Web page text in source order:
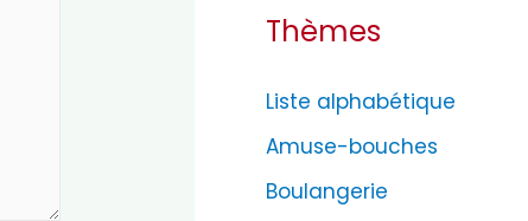
Thèmes
Liste alphabétique
Amuse-bouches
Boulangerie